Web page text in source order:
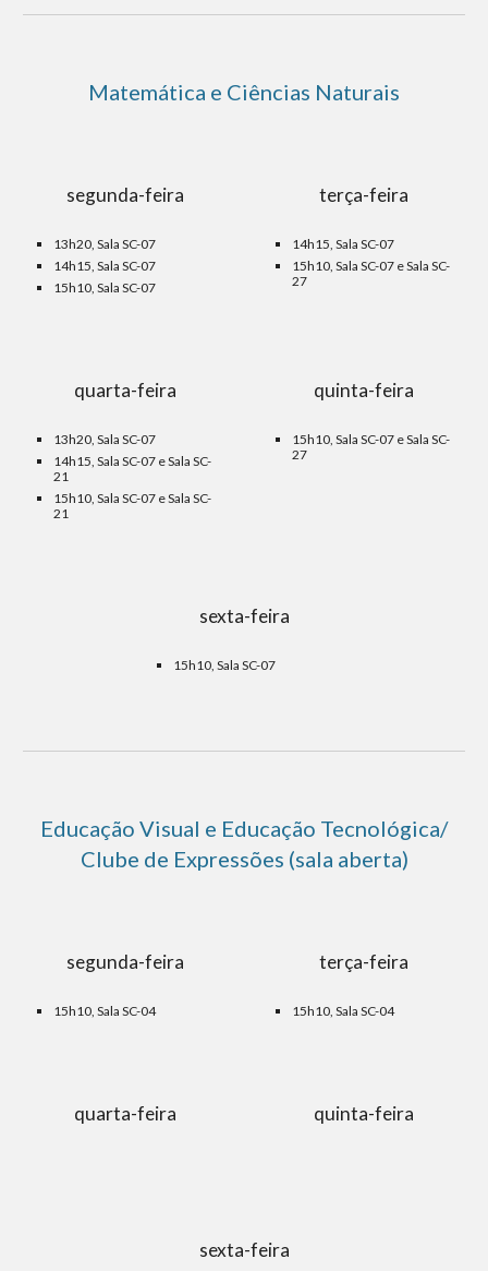
Matemática e Ciências Naturais
segunda-feira
13h20, Sala SC-07
14h15, Sala SC-07
15h10, Sala SC-07
terça-feira
14h15, Sala SC-07
15h10, Sala SC-07 e Sala SC-
27
quarta-feira
13h20, Sala SC-07
14h15, Sala SC-07 e Sala SC-
21
15h10, Sala SC-07 e Sala SC-
21
quinta-feira
15h10, Sala SC-07 e Sala SC-
27
sexta-feira
15h10, Sala SC-07
Educação Visual e Educação Tecnológica/
Clube de Expressões (sala aberta)
segunda-feira
15h10, Sala SC-04
terça-feira
15h10, Sala SC-04
quarta-feira quinta-feira
sexta-feira